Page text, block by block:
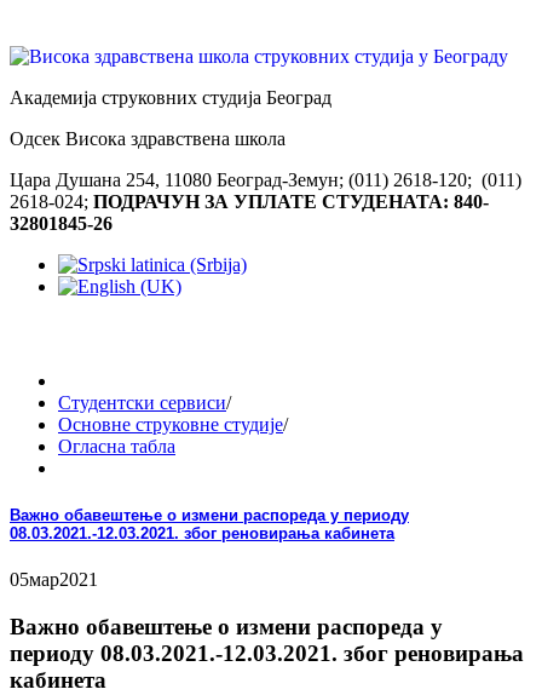
Академија струковних студија Београд
Одсек Висока здравствена школа
Цара Душана 254, 11080 Београд-Земун; (011) 2618-120; (011)
2618-024; ПОДРАЧУН ЗА УПЛАТЕ СТУДЕНАТА: 840-
32801845-26
Студентски сервиси/
Основне струковне студије/
Огласна табла
Важно обавештење о измени распореда у периоду
08.03.2021.-12.03.2021. због реновирања кабинета
05мар2021
Важно обавештење о измени распореда у
периоду 08.03.2021.-12.03.2021. због реновирања
кабинета